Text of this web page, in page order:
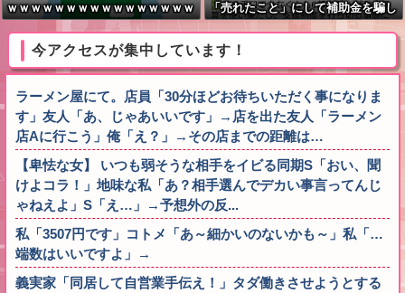
ｗｗｗｗｗｗｗｗｗｗｗｗｗｗｗｗ
「売れたこと」にして補助金を騙し
取る事案が横行。販売実績水増し
今アクセスが集中しています！
ラーメン屋にて。店員「30分ほどお待ちいただく事になりま
す」友人「あ、じゃあいいです」→店を出た友人「ラーメン
店Aに行こう」俺「え？」→その店までの距離は…
【卑怯な女】 いつも弱そうな相手をイビる同期S「おい、聞
けよコラ！」地味な私「あ？相手選んでデカい事言ってんじ
ゃねえよ」S「え…」→予想外の反...
私「3507円です」コトメ「あ～細かいのないかも～」私「…
端数はいいですよ」→
義実家「同居して自営業手伝え！」タダ働きさせようとする